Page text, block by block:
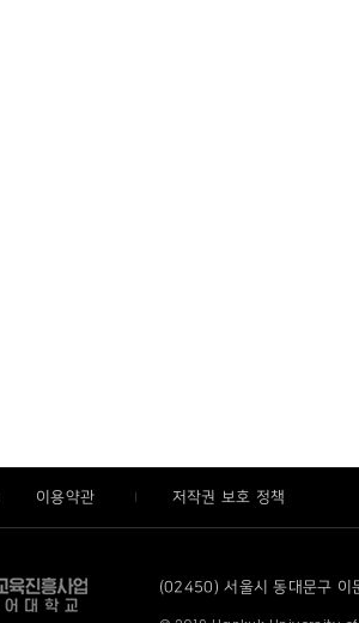
이용약관 저작권 보호 정책
(02450) 서울시 동대문구